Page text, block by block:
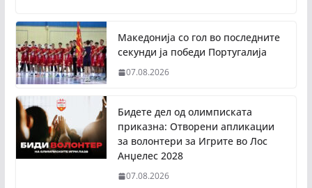
Македонија со гол во последните
секунди ја победи Португалија
07.08.2026
Бидете дел од олимписката
приказна: Отворени апликации
за волонтери за Игрите во Лос
Анџелес 2028
07.08.2026